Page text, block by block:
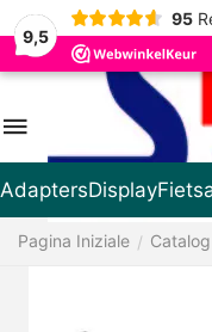
9,5
95
AdaptersDisplay
Pagina Iniziale / Catalog